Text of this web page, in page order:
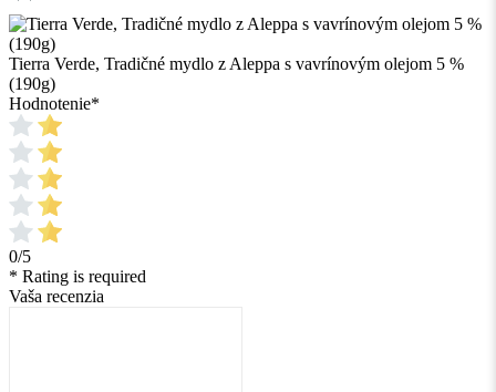
Tierra Verde, Tradičné mydlo z Aleppa s vavrínovým olejom 5 %
(190g)
Hodnotenie*
0/5
* Rating is required
Vaša recenzia